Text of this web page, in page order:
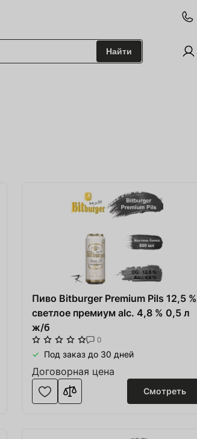
Найти
Пиво Bitburger Premium Pils 12,5 %
светлое премиум alc. 4,8 % 0,5 л
ж/б
0
Под заказ до 30 дней
Договорная цена
Смотреть